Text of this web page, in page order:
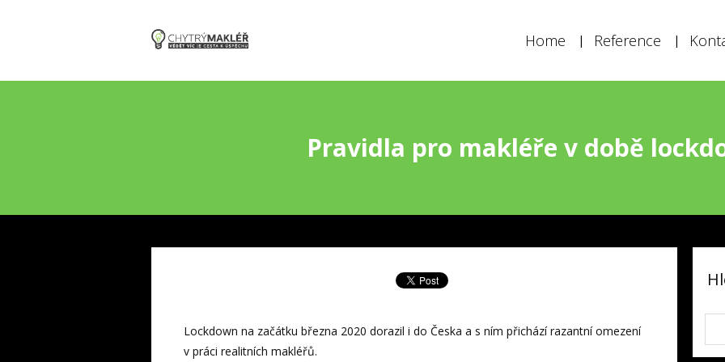
Home Reference
Pravidla pro makléře v době
Lockdown na začátku března 2020 dorazil i do Česka a s ním přichází razantní omezení
v práci realitních makléřů.